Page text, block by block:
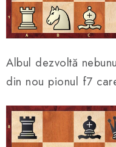
Albul dezvoltă
din nou pionul f7